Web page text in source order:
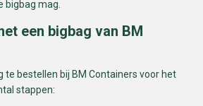
bigbag mag.
een bigbag van BM
te bestellen bij BM Containers voor het
stappen: